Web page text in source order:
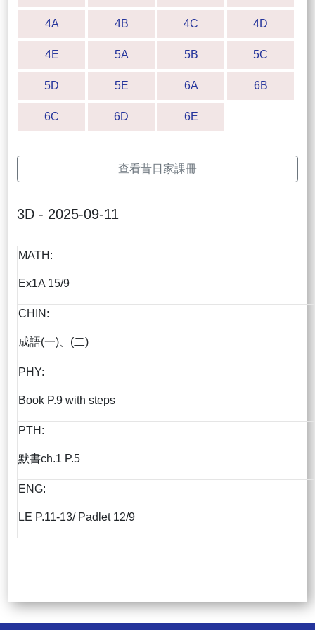
4A 4B 4C 4D
4E 5A 5B 5C
5D 5E 6A 6B
6C 6D 6E
查看昔日家課冊
3D - 2025-09-11
MATH:
Ex1A 15/9
CHIN:
成語(一)、(二)
PHY:
Book P.9 with steps
PTH:
默書ch.1 P.5
ENG:
LE P.11-13/ Padlet 12/9